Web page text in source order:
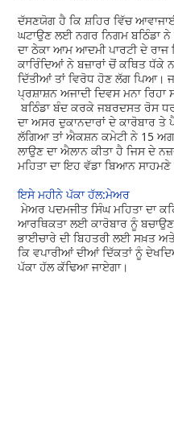
ਦੱਸਣਯੋਗ ਹੈ ਕਿ ਸ਼ਹਿਰ ਵਿੱਚ
ਘਟਾਉਣ ਲਈ ਨਗਰ ਨਿਗਮ ਬਠਿੰਡਾ ਨੇ
ਦਾ ਠੇਕਾ ਆਮ ਆਦਮੀ ਪਾਰਟੀ ਦੇ
ਕਾਰਿੰਦਿਆਂ ਨੇ ਬਜ਼ਾਰਾਂ ਚੋਂ ਕਥਿਤ ਧੱਕੇ
ਦਿੱਤੀਆਂ ਤਾਂ ਵਿਰੋਧ ਹੋਣ ਲੱਗ ਪਿਆ।
ਪ੍ਰਸ਼ਾਸ਼ਨ ਅਜਾਦੀ ਦਿਵਸ ਮਨਾ
ਬਠਿੰਡਾ ਬੰਦ ਕਰਕੇ ਜਬਰਦਸਤ ਰੋਸ
ਦਾ ਅਸਰ ਦੁਕਾਨਦਾਰਾਂ ਦੇ ਕਾਰੋਬਾਰ ਤੇ
ਲੱਗਿਆ ਤਾਂ ਐਕਸ਼ਨ ਕਮੇਟੀ ਨੇ 15
ਲਾਉਣ ਦਾ ਐਲਾਨ ਕੀਤਾ ਹੈ ਜਿਸ ਦੇ
ਮਹਿਤਾ ਦਾ ਇਹ ਵੱਡਾ ਬਿਆਨ
ਇਸੇ ਮਹੀਨੇ ਪੱਕਾ ਹੱਲ:ਮੇਅਰ
ਮੇਅਰ ਪਦਮਜੀਤ ਸਿੰਘ ਮਹਿਤਾ ਦਾ
ਆਰਥਿਕਤਾ ਲਈ ਕਾਰੋਬਾਰ ਨੂੰ
ਭਾਈਚਾਰੇ ਦੀ ਬਿਹਤਰੀ ਲਈ ਸਖ਼ਤ
ਕਿ ਵਪਾਰੀਆਂ ਦੀਆਂ ਦਿੱਕਤਾਂ ਨੂੰ
ਪੱਕਾ ਹੱਲ ਕੱਢਿਆ ਜਾਏਗਾ।